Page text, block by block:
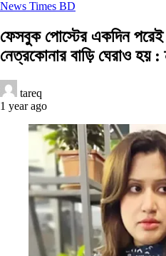
News Times BD
ফেসবুক পোস্টের একদিন
নেত্রকোনার বাড়ি ঘেরাও হয় :
tareq
1 year ago